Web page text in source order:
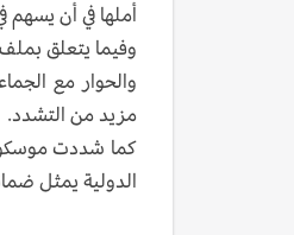
أملها في أن يسهم
وفيما يتعلق
والحوار مع
مزيد من التشدد.
كما شددت موسكو
الدولية يمثل